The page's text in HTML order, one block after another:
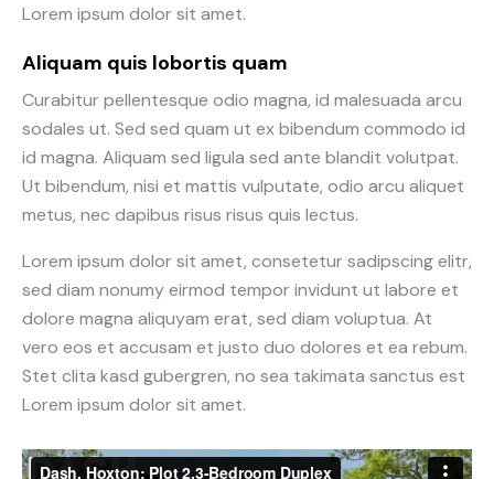
Lorem ipsum dolor sit amet.
Aliquam quis lobortis quam
Curabitur pellentesque odio magna, id malesuada arcu
sodales ut. Sed sed quam ut ex bibendum commodo id
id magna. Aliquam sed ligula sed ante blandit volutpat.
Ut bibendum, nisi et mattis vulputate, odio arcu aliquet
metus, nec dapibus risus risus quis lectus.
Lorem ipsum dolor sit amet, consetetur sadipscing elitr,
sed diam nonumy eirmod tempor invidunt ut labore et
dolore magna aliquyam erat, sed diam voluptua. At
vero eos et accusam et justo duo dolores et ea rebum.
Stet clita kasd gubergren, no sea takimata sanctus est
Lorem ipsum dolor sit amet.